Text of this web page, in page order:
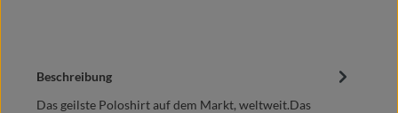
Beschreibung
Das geilste Poloshirt auf dem Markt, weltweit.Das